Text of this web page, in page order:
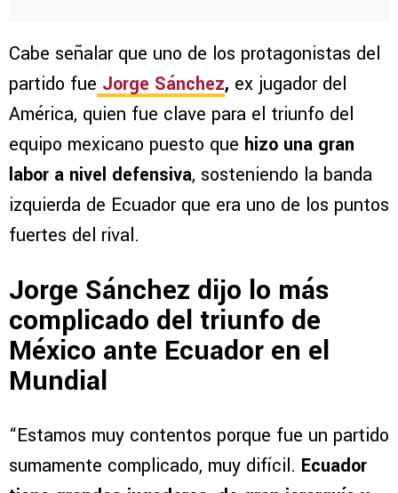
Cabe señalar que uno de los protagonistas del
partido fue Jorge Sánchez, ex jugador del
América, quien fue clave para el triunfo del
equipo mexicano puesto que hizo una gran
labor a nivel defensiva, sosteniendo la banda
izquierda de Ecuador que era uno de los puntos
fuertes del rival.
Jorge Sánchez dijo lo más
complicado del triunfo de
México ante Ecuador en el
Mundial
“Estamos muy contentos porque fue un partido
sumamente complicado, muy difícil. Ecuador